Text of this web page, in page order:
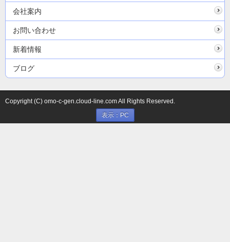
会社案内
お問い合わせ
新着情報
ブログ
Copyright (C) omo-c-gen.cloud-line.com All Rights Reserved.
表示：PC